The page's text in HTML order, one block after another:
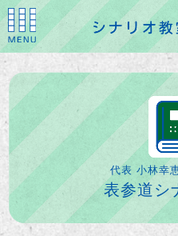
代表 小林幸
表参道シ